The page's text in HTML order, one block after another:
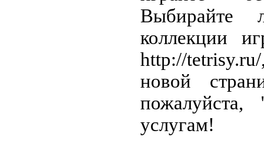
коллекции
http://
новой
услугам!